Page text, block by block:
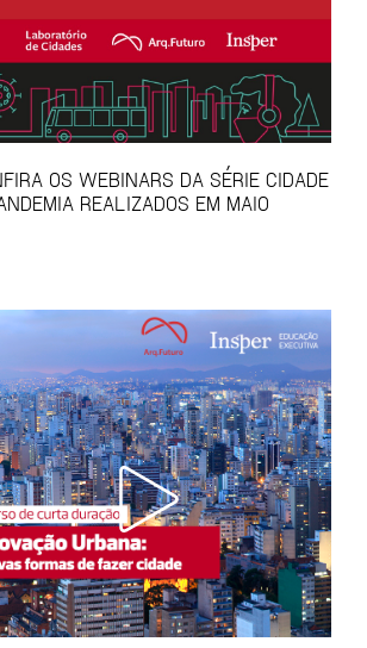
OS WEBINARS DA SÉRIE CIDADE
REALIZADOS EM MAIO